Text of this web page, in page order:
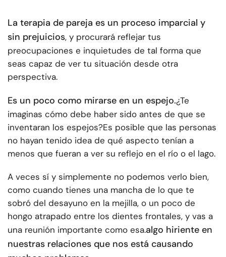
La terapia de pareja es un proceso imparcial y
sin prejuicios, y procurará reflejar tus
preocupaciones e inquietudes de tal forma que
seas capaz de ver tu situación desde otra
perspectiva.
Es un poco como mirarse en un espejo.¿Te
imaginas cómo debe haber sido antes de que se
inventaran los espejos?Es posible que las personas
no hayan tenido idea de qué aspecto tenían a
menos que fueran a ver su reflejo en el río o el lago.
A veces sí y simplemente no podemos verlo bien,
como cuando tienes una mancha de lo que te
sobró del desayuno en la mejilla, o un poco de
hongo atrapado entre los dientes frontales, y vas a
una reunión importante como esa.algo hiriente en
nuestras relaciones que nos está causando